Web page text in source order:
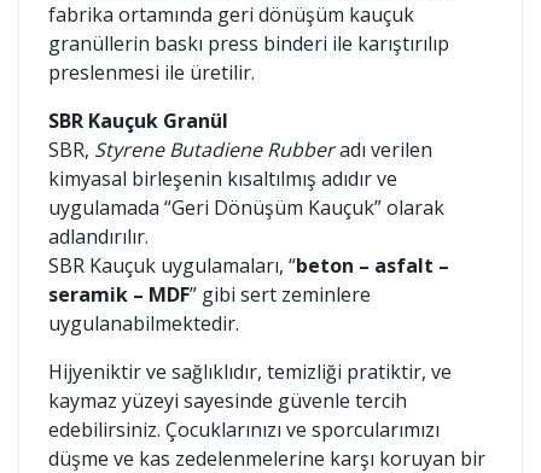
fabrika ortamında geri dönüşüm kauçuk
granüllerin baskı press binderi ile karıştırılıp
preslenmesi ile üretilir.
SBR Kauçuk Granül
SBR, Styrene Butadiene Rubberadı verilen
kimyasal birleşenin kısaltılmış adıdır ve
uygulamada “Geri Dönüşüm Kauçuk” olarak
adlandırılır.
SBR Kauçuk uygulamaları, “beton – asfalt –
seramik – MDF” gibi sert zeminlere
uygulanabilmektedir.
Hijyeniktir ve sağlıklıdır, temizliği pratiktir, ve
kaymaz yüzeyi sayesinde güvenle tercih
edebilirsiniz. Çocuklarınızı ve sporcularımızı
düşme ve kas zedelenmelerine karşı koruyan bir